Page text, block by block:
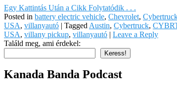
Egy Kattintás Után a Cikk Folytatódik . . .
Posted in battery electric vehicle, Chevrolet,
USA, villanyautó | Tagged Austin, Cybertruck,
USA, villany pickup, villanyautó | Leave a Reply
Találd meg, ami érdekel:
Keress!
Kanada Banda Podcast